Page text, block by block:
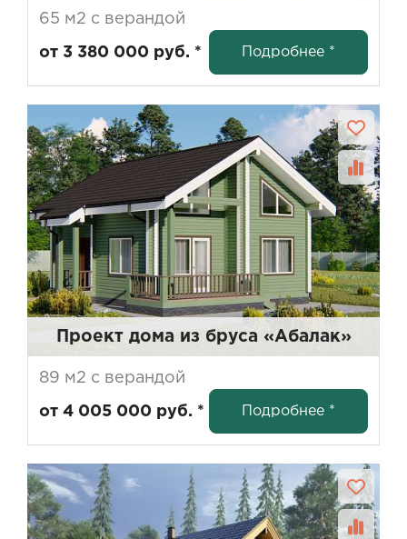
65 м2 с верандой
от 3 380 000 руб. * Подробнее *
Проект дома из бруса «Абалак»
89 м2 с верандой
от 4 005 000 руб. * Подробнее *